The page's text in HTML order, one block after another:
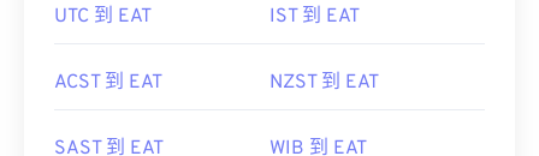
UTC 到 EAT IST 到 EAT
ACST 到 EAT NZST 到 EAT
SAST 到 EAT WIB 到 EAT